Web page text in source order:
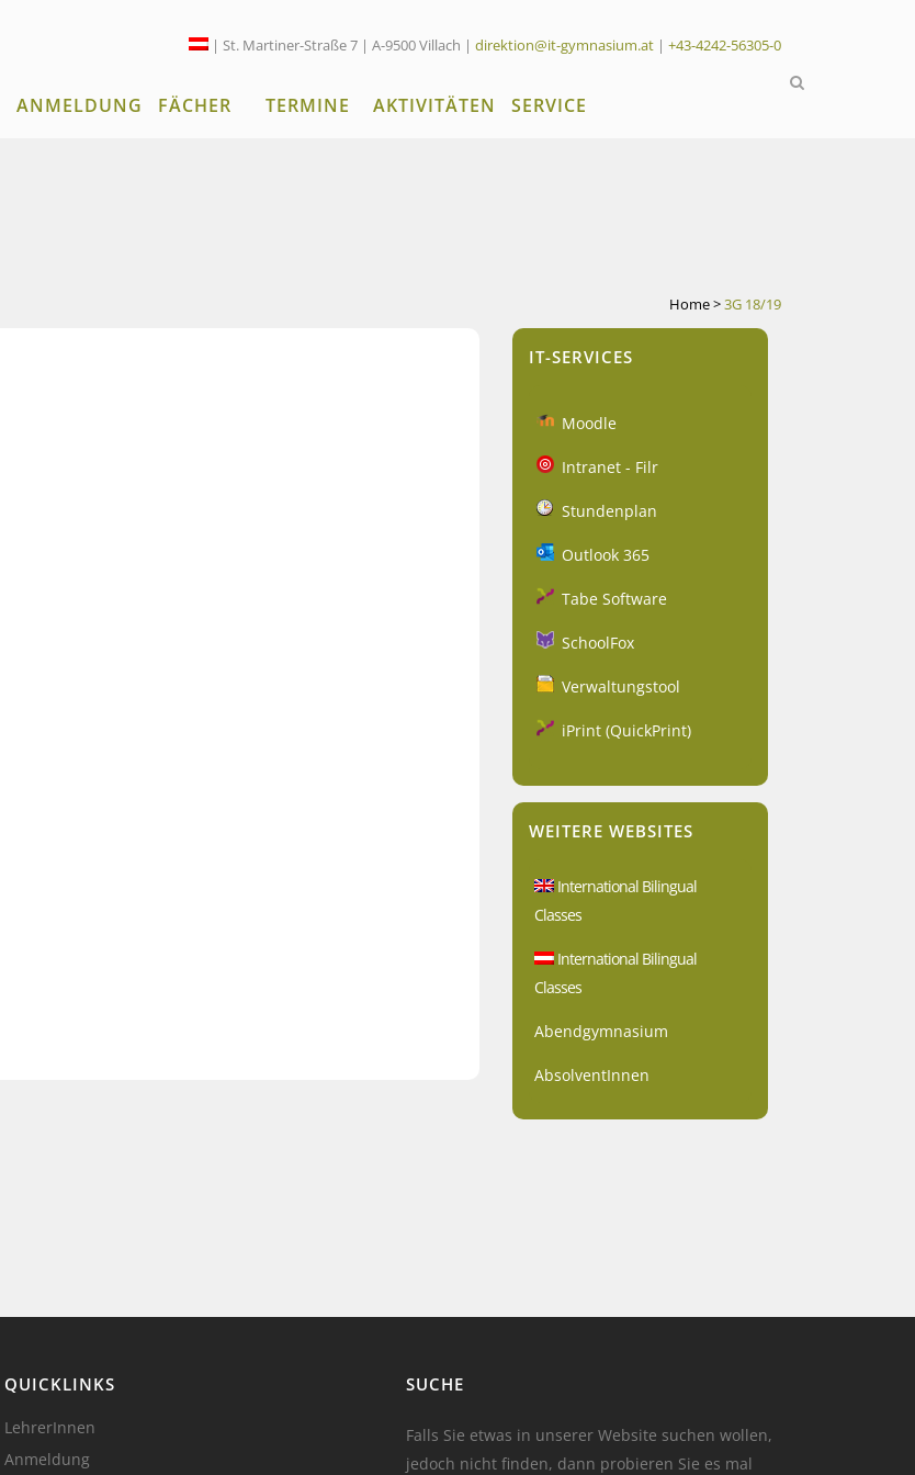
| St. Martiner-Straße 7 | A-9500 Villach | direktion@it-gymnasium.at | +43-4242-56305-0
ANMELDUNG FÄCHER TERMINE AKTIVITÄTEN SERVICE
Home>3G 18/19
IT-SERVICES
Moodle
Intranet - Filr
Stundenplan
Outlook 365
Tabe Software
SchoolFox
Verwaltungstool
iPrint (QuickPrint)
WEITERE WEBSITES
International Bilingual
Classes
International Bilingual
Classes
Abendgymnasium
AbsolventInnen
QUICKLINKS
LehrerInnen
Anmeldung
SUCHE
Falls Sie etwas in unserer Website suchen wollen,
jedoch nicht finden, dann probieren Sie es mal